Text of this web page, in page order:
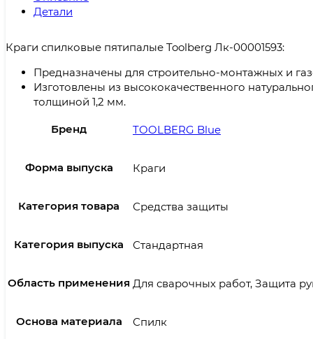
Детали
Краги спилковые пятипалые Toolberg Лк-00001593:
Предназначены для строительно-монтажных и
Изготовлены из высококачественного
толщиной 1,2 мм.
Бренд TOOLBERG Blue
Форма выпуска Краги
Категория товара Средства защиты
Категория выпуска Стандартная
Область применения Для сварочных работ, Защита
Основа материала Спилк